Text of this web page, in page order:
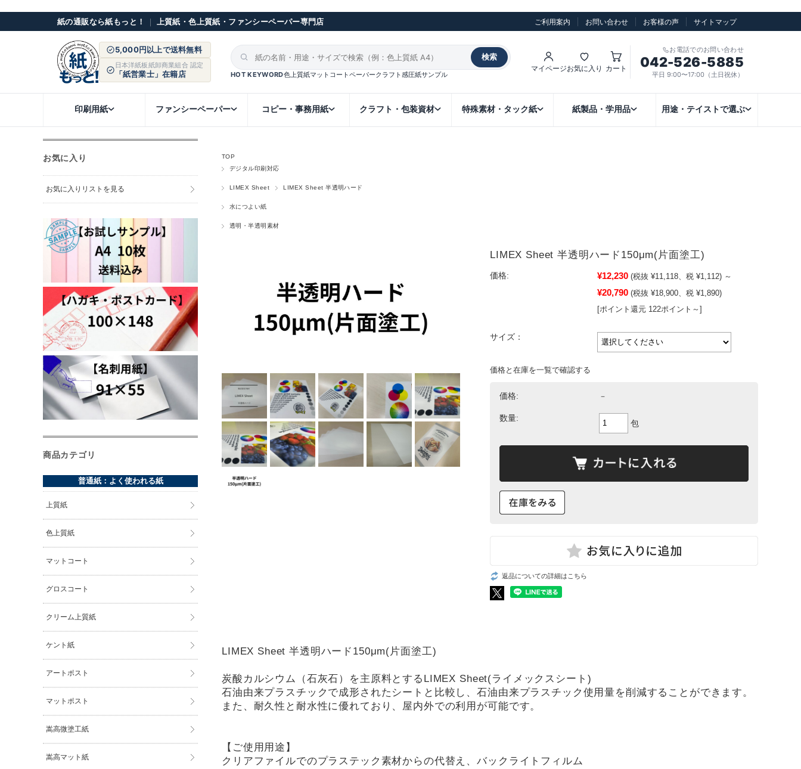
紙の通販なら紙もっと！ ｜ 上質紙・色上質紙・ファンシーペーパー専門店 ご利用案内 お問い合わせ お客様の声 サイトマップ
5,000円以上で送料無料
日本洋紙板紙卸商業組合 認定
「紙営業士」在籍店
検索
HOT KEYWORD色上質紙マットコートペーパークラフト感圧紙サンプル
マイページお気に入り カート
お電話でのお問い合わせ
042-526-5885
平日 9:00〜17:00（土日祝休）
印刷用紙 ファンシーペーパー コピー・事務用紙 クラフト・包装資材 特殊素材・タック紙 紙製品・学用品 用途・テイストで選ぶ
TOP
デジタル印刷対応
LIMEX Sheet LIMEX Sheet 半透明ハード
水につよい紙
透明・半透明素材
LIMEX Sheet 半透明ハード150μm(片面塗工)
価格: ¥12,230 (税抜 ¥11,118、税 ¥1,112) ～
¥20,790 (税抜 ¥18,900、税 ¥1,890)
[ポイント還元 122ポイント～]
サイズ：
価格と在庫を一覧で確認する
価格: －
数量:
包
返品についての詳細はこちら
LIMEX Sheet 半透明ハード150μm(片面塗工)
炭酸カルシウム（石灰石）を主原料とするLIMEX Sheet(ライメックスシート)
石油由来プラスチックで成形されたシートと比較し、石油由来プラスチック使用量を削減することができます。
また、耐久性と耐水性に優れており、屋内外での利用が可能です。
【ご使用用途】
クリアファイルでのプラステック素材からの代替え、バックライトフィルム
お気に入り
お気に入りリストを見る
商品カテゴリ
普通紙：よく使われる紙
上質紙
色上質紙
マットコート
グロスコート
クリーム上質紙
ケント紙
アートポスト
マットポスト
嵩高微塗工紙
嵩高マット紙